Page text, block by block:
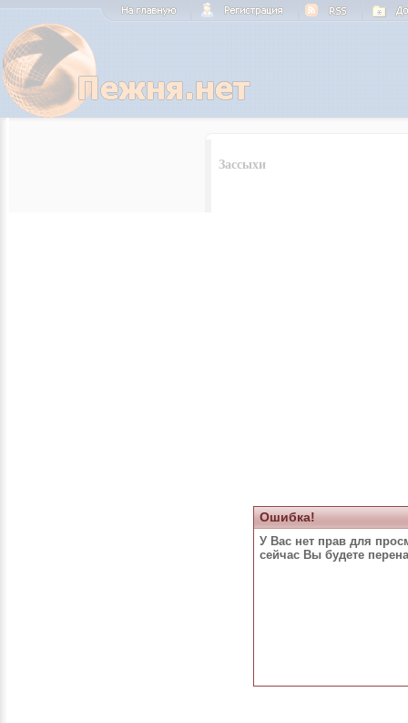
Зассыхи
Ошибка!
У Вас нет прав для
сейчас Вы будете